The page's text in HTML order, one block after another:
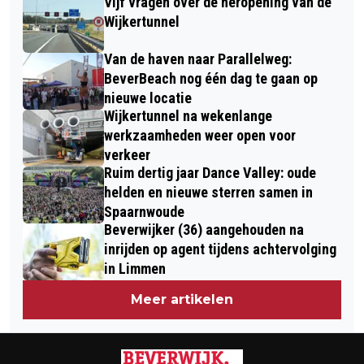
KORTEBAANDRAVERIJ IN
SANTPOORT-NOORD; RECORDOMZET
TOTALISATOR
AANRIJDING IN BEVERWIJK
Wijkertunnel
Van de haven naar Parallelweg:
BeverBeach nog één dag te gaan op
nieuwe locatie
Wijkertunnel na wekenlange
werkzaamheden weer open voor
verkeer
Ruim dertig jaar Dance Valley: oude
helden en nieuwe sterren samen in
Spaarnwoude
Beverwijker (36) aangehouden na
inrijden op agent tijdens achtervolging
in Limmen
Meer artikelen